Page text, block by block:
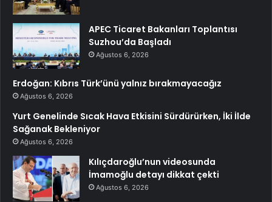
APEC Ticaret Bakanları Toplantısı
Suzhou’da Başladı
Ağustos 6, 2026
Erdoğan: Kıbrıs Türk’ünü yalnız bırakmayacağız
Ağustos 6, 2026
Yurt Genelinde Sıcak Hava Etkisini Sürdürürken, İki İlde
Sağanak Bekleniyor
Ağustos 6, 2026
Kılıçdaroğlu’nun videosunda
İmamoğlu detayı dikkat çekti
Ağustos 6, 2026